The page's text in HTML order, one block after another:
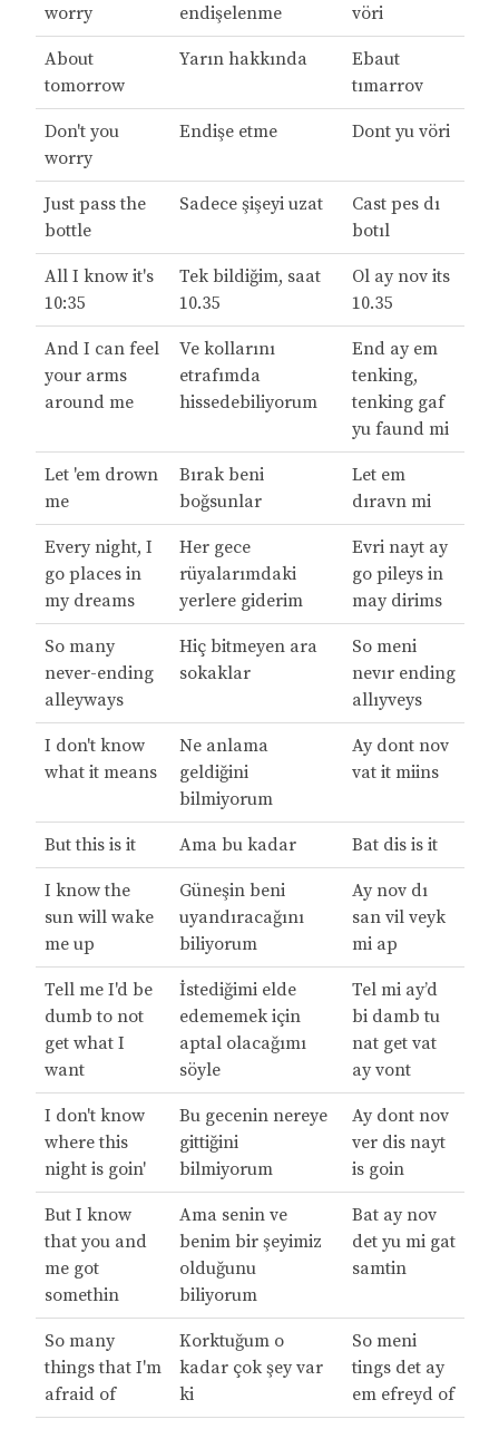
worry
endişelenme
vöri
About
tomorrow
Yarın hakkında
Ebaut
tımarrov
Don't you
worry
Endişe etme Dont yu vöri
Just pass the
bottle
Sadece şişeyi uzat
Cast pes dı
botıl
All I know it's
10:35
Tek bildiğim, saat
10.35
Ol ay nov its
10.35
And I can feel
your arms
around me
Ve kollarını
etrafımda
hissedebiliyorum
End ay em
tenking,
tenking gaf
yu faund mi
Let 'em drown
me
Bırak beni
boğsunlar
Let em
dıravn mi
Every night, I
go places in
my dreams
Her gece
rüyalarımdaki
yerlere giderim
Evri nayt ay
go pileys in
may dirims
So many
never-ending
alleyways
Hiç bitmeyen ara
sokaklar
So meni
nevır ending
allıyveys
I don't know
what it means
Ne anlama
geldiğini
bilmiyorum
Ay dont nov
vat it miins
But this is it Ama bu kadar Bat dis is it
I know the
sun will wake
me up
Güneşin beni
uyandıracağını
biliyorum
Ay nov dı
san vil veyk
mi ap
Tell me I'd be
dumb to not
get what I
want
İstediğimi elde
edememek için
aptal olacağımı
söyle
Tel mi ay’d
bi damb tu
nat get vat
ay vont
I don't know
where this
night is goin'
Bu gecenin nereye
gittiğini
bilmiyorum
Ay dont nov
ver dis nayt
is goin
But I know
that you and
me got
somethin
Ama senin ve
benim bir şeyimiz
olduğunu
biliyorum
Bat ay nov
det yu mi gat
samtin
So many
things that I'm
afraid of
Korktuğum o
kadar çok şey var
ki
So meni
tings det ay
em efreyd of